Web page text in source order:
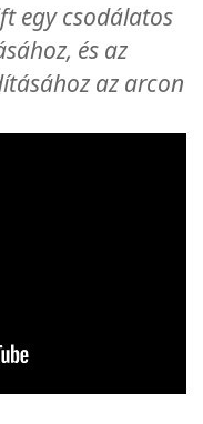
egy csodálatos
és az
az arcon